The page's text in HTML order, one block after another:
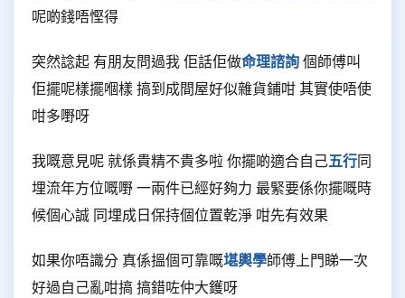
呢啲錢唔慳得
突然諗起 有朋友問過我 佢話佢做命理諮詢個師傅叫
佢擺呢樣擺嗰樣 搞到成間屋好似雜貨鋪咁 其實使唔使
咁多嘢呀
我嘅意見呢 就係貴精不貴多啦 你擺啲適合自己五行同
埋流年方位嘅嘢 一兩件已經好夠力 最緊要係你擺嘅時
候個心誠 同埋成日保持個位置乾淨 咁先有效果
如果你唔識分 真係搵個可靠嘅堪輿學師傅上門睇一次
好過自己亂咁搞 搞錯咗仲大鑊呀